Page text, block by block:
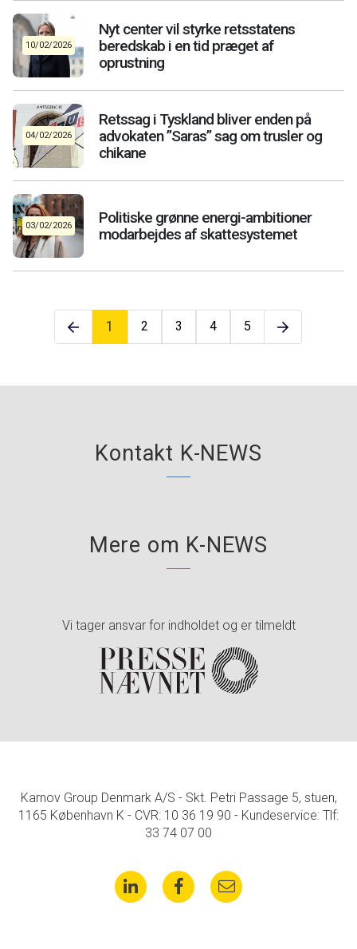
10/02/2026
Nyt center vil styrke retsstatens
beredskab i en tid præget af
oprustning
04/02/2026
Retssag i Tyskland bliver enden på
advokaten ”Saras” sag om trusler og
chikane
03/02/2026
Politiske grønne energi-ambitioner
modarbejdes af skattesystemet
1 2 3 4 5
Kontakt K-NEWS
Mere om K-NEWS
Vi tager ansvar for indholdet og er tilmeldt
Karnov Group Denmark A/S - Skt. Petri Passage 5, stuen,
1165 København K - CVR: 10 36 19 90 - Kundeservice: Tlf:
33 74 07 00